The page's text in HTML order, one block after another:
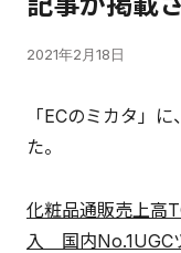
2021年2月18日
「ECのミカタ」
た。
化粧品通販売上高
入 国内No.1UGC